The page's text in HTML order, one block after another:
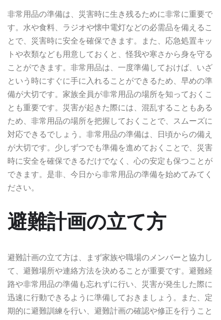
非常用品の準備は、災害時に生き残るために非常に重要で
す。水や食料、ラジオや懐中電灯などの必需品を備えるこ
とで、災害時に安全を確保できます。また、応急処置キッ
トや衣類なども用意しておくと、怪我や寒さから身を守る
ことができます。非常用品は、一度準備しておけば、いざ
という時にすぐに手に入れることができるため、早めの準
備が大切です。家族全員が非常用品の場所を知っておくこ
とも重要です。災害が起きた際には、混乱することもある
ため、非常用品の場所を把握しておくことで、スムーズに
対応できるでしょう。非常用品の準備は、日頃からの備え
が大切です。少しずつでも準備を進めておくことで、災害
時に安全を確保できるだけでなく、心の安定も保つことが
できます。是非、今日から非常用品の準備を始めてみてく
ださい。
避難計画の立て方
避難計画の立て方は、まず家族や職場のメンバーと協力し
て、避難場所や連絡方法を決めることが重要です。避難経
路や非常用品の準備も忘れずに行い、災害が発生した際に
迅速に行動できるように準備しておきましょう。また、定
期的に避難訓練を行い、避難計画の確認や修正を行うこと